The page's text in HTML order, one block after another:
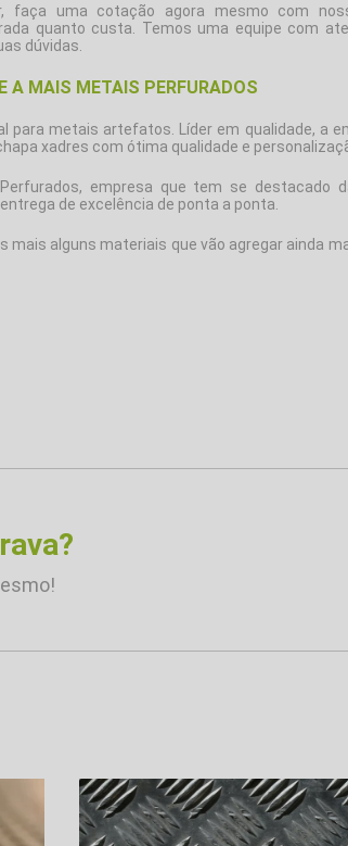
faça uma cotação agora mesmo com
quanto custa . Temos uma equipe com
dúvidas.
A MAIS METAIS PERFURADOS
para metais artefatos. Líder em qualidade, a
xadres com ótima qualidade e
empresa que tem se destacado
de excelência de ponta a ponta.
mais alguns materiais que vão agregar ainda